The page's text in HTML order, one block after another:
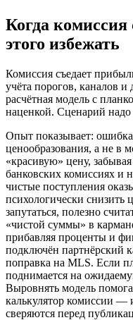
Когда
этого избежать
Комиссия съедает
учёта порогов, каналов
расчётная модель с
наценкой. Сценарий
Опыт показывает:
ценообразования, а не в
«красивую» цену,
банковских комиссиях
чистые поступления
психологически снизить
запутаться, полезно
«чистой суммы» в
прибавляя проценты и
подключён партнёрский
поправка на MLS. Если
поднимается на
Выровнять модель
калькулятор комиссии —
сверяются перед